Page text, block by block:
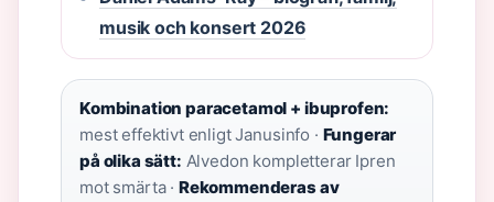
musik och konsert 2026
Kombination paracetamol + ibuprofen:
mest effektivt enligt Janusinfo · Fungerar
på olika sätt: Alvedon kompletterar Ipren
mot smärta · Rekommenderas av